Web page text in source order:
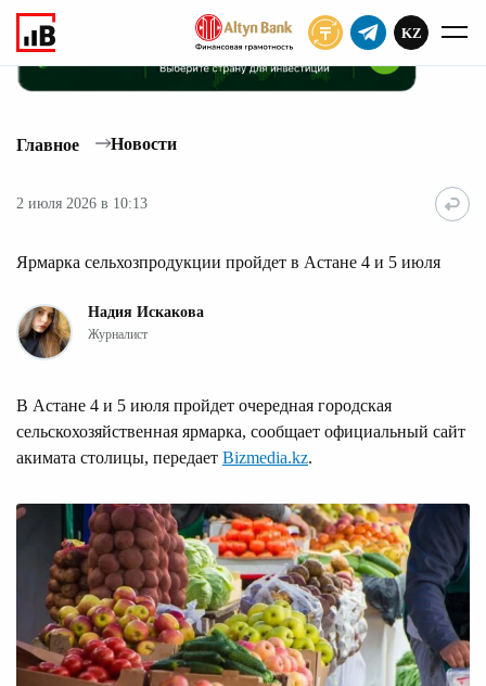
KZ
Главное Новости
2 июля 2026 в 10:13
Ярмарка сельхозпродукции пройдет в Астане 4 и 5 июля
Надия Искакова
Журналист
В Астане 4 и 5 июля пройдет очередная городская
сельскохозяйственная ярмарка, сообщает официальный сайт
акимата столицы, передает Bizmedia.kz.